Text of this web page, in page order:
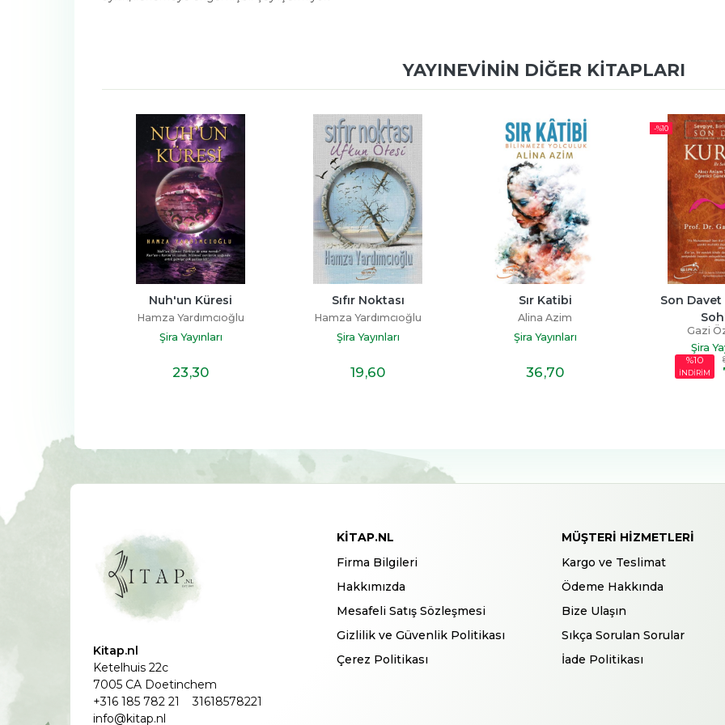
YAYINEVININ DIĞER KITAPLARI
Sıfır Noktası
Hamza Yardımcıoğlu
Şira Yayınları
19 ,60
Sır Katibi
Alina Azim
Şira Yayınları
36 ,70
Son Davet Kur'an İle
Sohbet
Gazi Özdemir
Şira Yayınları
İNDİRİM 77
-%20
Şifacı
Emine
Şira
%20
İNDİRİM
Kitap.nl
Ketelhuis 22c
7005 CA Doetinchem
+316 185 782 21
31618578221
info@kitap.nl
KITAP.NL
Firma Bilgileri
Hakkımızda
Mesafeli Satış Sözleşmesi
Gizlilik ve Güvenlik Politikası
Çerez Politikası
MÜŞTERI HIZMETLERI
Kargo ve Teslimat
Ödeme Hakkında
Bize Ulaşın
Sıkça Sorulan Sorular
İade Politikası